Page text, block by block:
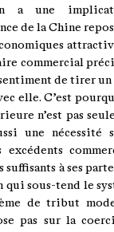
a une
de la Chine
commercial
de tirer un
elle. C’est
n’est pas
une nécessité
suffisants à ses
sous-tend le
de tribut
pas sur la